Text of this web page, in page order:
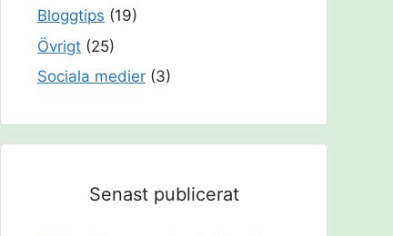
Bloggtips (19)
Övrigt (25)
Sociala medier (3)
Senast publicerat